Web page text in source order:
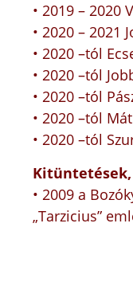
• 2019 – 2020
• 2020 – 2021
• 2020 –tól
• 2020 –tól
• 2020 –tól
• 2020 –tól
• 2020 –tól
• 2009 a
„Tarzicius”